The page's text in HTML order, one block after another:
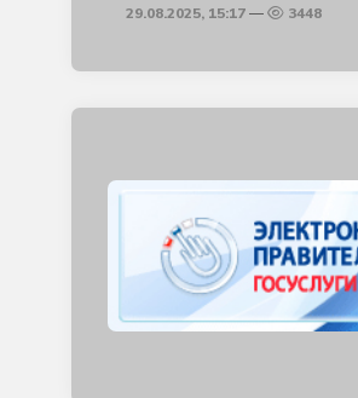
29.08.2025, 15:17 3448